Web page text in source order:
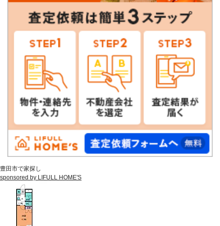
豊田市で家探し
sponsored by LIFULL HOME'S